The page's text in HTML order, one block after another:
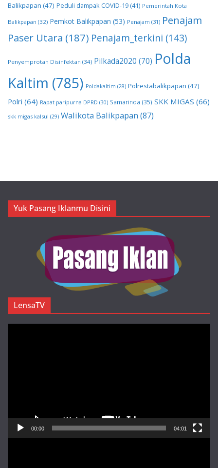
Balikpapan (47) Peduli dampak COVID-19 (41) Pemerintah Kota
Balikpapan (32) Pemkot Balikpapan (53) Penajam (31) Penajam
Paser Utara (187) Penajam_terkini (143)
Penyemprotan Disinfektan (34) Pilkada2020 (70) Polda
Kaltim (785) Poldakaltim (28) Polrestabalikpapan (47)
Polri (64) Rapat paripurna DPRD (30) Samarinda (35) SKK MIGAS (66)
skk migas kalsul (29) Walikota Balikpapan (87)
Yuk Pasang Iklanmu Disini
LensaTV
00:00 04:01